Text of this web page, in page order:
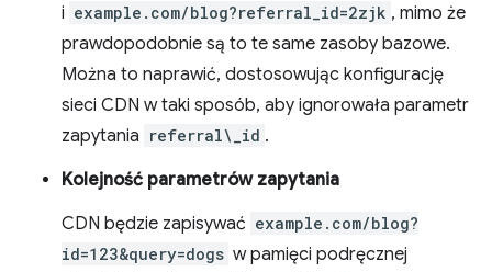
i example.com/blog?referral_id=2zjk , mimo że
prawdopodobnie są to te same zasoby bazowe.
Można to naprawić, dostosowując konfigurację
sieci CDN w taki sposób, aby ignorowała parametr
zapytania referral\_id .
Kolejność parametrów zapytania
CDN będzie zapisywać example.com/blog?
id=123&query=dogs w pamięci podręcznej